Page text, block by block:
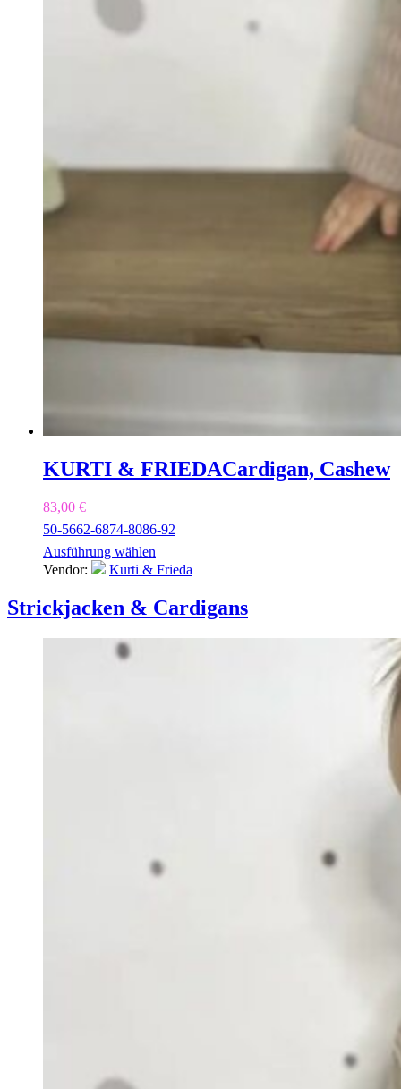
KURTI & FRIEDACardigan, Cashew
83,00 €
50-5662-6874-8086-92
Ausführung wählen
Vendor:
Kurti & Frieda
Strickjacken & Cardigans